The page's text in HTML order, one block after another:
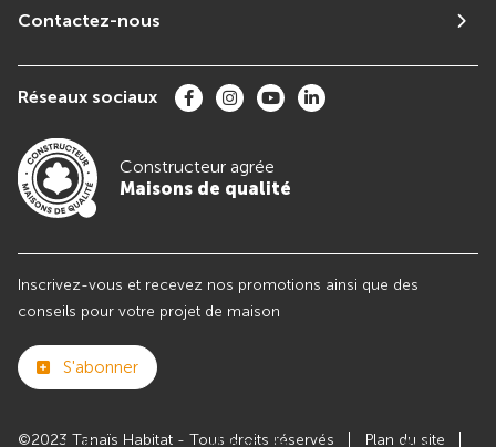
Club Maisons de Avis
Contactez-nous
Réseaux sociaux
Constructeur agrée
Maisons de qualité
Inscrivez-vous et recevez nos promotions ainsi que des
conseils pour votre projet de maison
S'abonner
©2023 Tanaïs Habitat - Tous droits réservés Plan du site